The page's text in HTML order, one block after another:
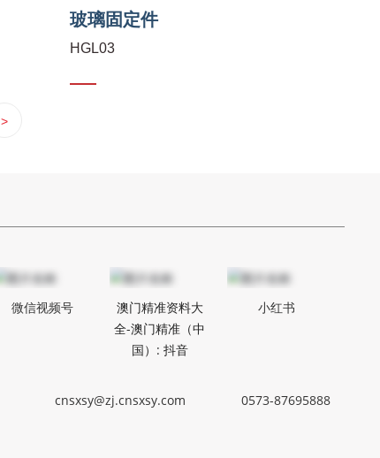
玻璃固定件
HGL03
>
微信视频号
澳门精准资料大
全-澳门精准（中
国）: 抖音
小红书
cnsxsy@zj.cnsxsy.com 0573-87695888